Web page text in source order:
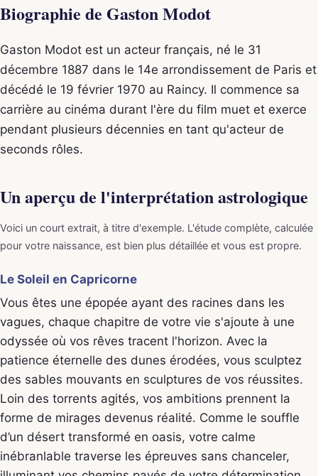
Biographie de Gaston Modot
Gaston Modot est un acteur français, né le 31
décembre 1887 dans le 14e arrondissement de Paris et
décédé le 19 février 1970 au Raincy. Il commence sa
carrière au cinéma durant l'ère du film muet et exerce
pendant plusieurs décennies en tant qu'acteur de
seconds rôles.
Un aperçu de l'interprétation astrologique
Voici un court extrait, à titre d'exemple. L'étude complète, calculée
pour votre naissance, est bien plus détaillée et vous est propre.
Le Soleil en Capricorne
Vous êtes une épopée ayant des racines dans les
vagues, chaque chapitre de votre vie s'ajoute à une
odyssée où vos rêves tracent l'horizon. Avec la
patience éternelle des dunes érodées, vous sculptez
des sables mouvants en sculptures de vos réussites.
Loin des torrents agités, vos ambitions prennent la
forme de mirages devenus réalité. Comme le souffle
d’un désert transformé en oasis, votre calme
inébranlable traverse les épreuves sans chanceler,